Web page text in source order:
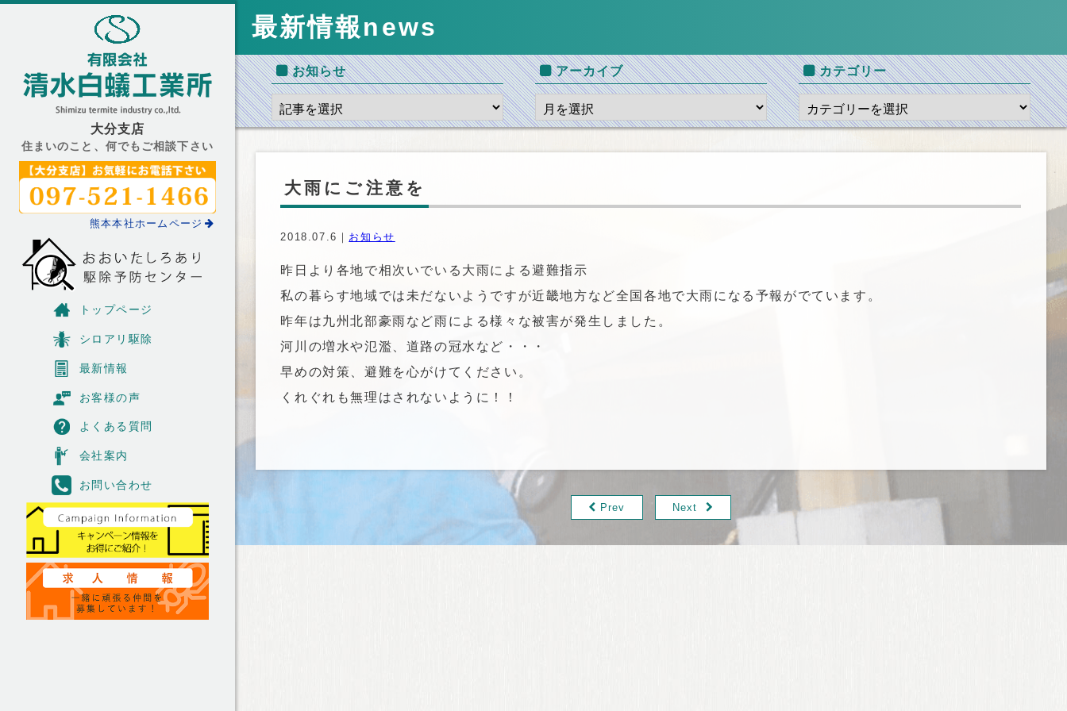
大分支店
住まいのこと、何でもご相談下さい
熊本本社ホームページ
トップページ
シロアリ駆除
最新情報
お客様の声
よくある質問
会社案内
お問い合わせ
最新情報news
お知らせ アーカイブ カテゴリー
大雨にご注意を
2018.07.6｜ お知らせ
昨日より各地で相次いでいる大雨による避難指示
私の暮らす地域では未だないようですが近畿地方など全国各地で大雨になる予報がでています。
昨年は九州北部豪雨など雨による様々な被害が発生しました。
河川の増水や氾濫、道路の冠水など・・・
早めの対策、避難を心がけてください。
くれぐれも無理はされないように！！
Prev Next